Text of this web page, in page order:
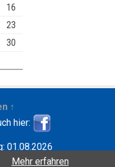
16
23
30
↑
hier:
01.08.2026
©2001-2026
Mehr erfahren